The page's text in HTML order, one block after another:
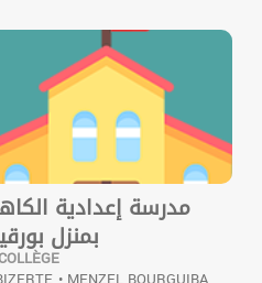
مدرسة إعدادية
بمنزل